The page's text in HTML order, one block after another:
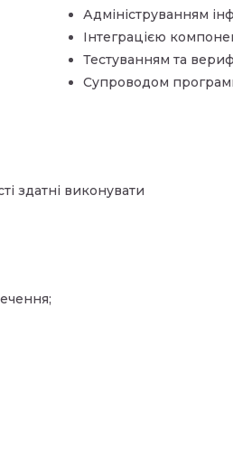
Адмініструванням
Інтеграцією
Тестуванням та
Супроводом
здатні виконувати